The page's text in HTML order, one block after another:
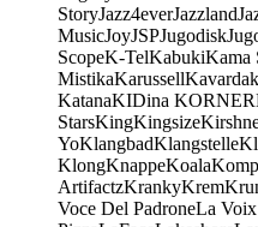
StoryJazz4everJazzland
MusicJoyJSPJugodisk
ScopeK-TelKabukiKama
MistikaKarussellKavardak
KatanaKIDina KORNER
StarsKingKingsize
YoKlangbadKlangstelle
KlongKnappeKoala
ArtifactzKrankyKrem
Voce Del PadroneLa